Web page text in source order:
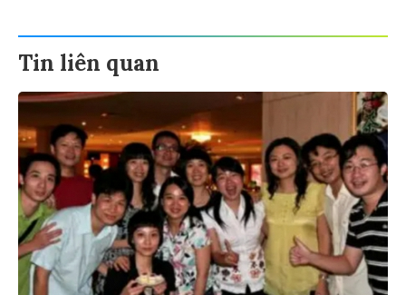
Tin liên quan